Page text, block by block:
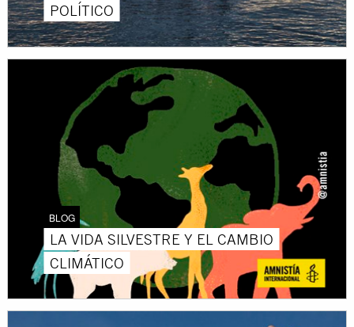
POLÍTICO
BLOG
LA VIDA SILVESTRE Y EL CAMBIO
CLIMÁTICO